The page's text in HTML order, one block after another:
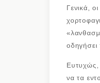
Γενικά,
οδηγήσει
Ευτυχώς,
να τα